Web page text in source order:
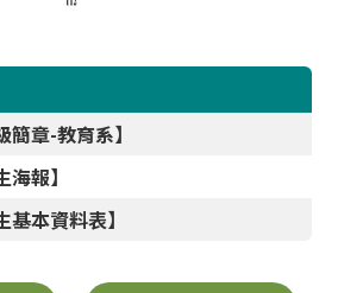
章-教育系】
報】
本資料表】